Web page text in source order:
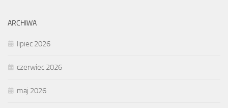
ARCHIWA
lipiec 2026
czerwiec 2026
maj 2026